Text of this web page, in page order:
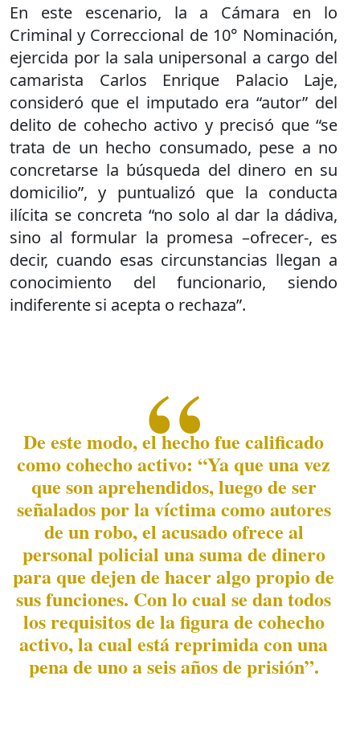
En este escenario, la a Cámara en lo
Criminal y Correccional de 10° Nominación,
ejercida por la sala unipersonal a cargo del
camarista Carlos Enrique Palacio Laje,
consideró que el imputado era “autor” del
delito de cohecho activo y precisó que “se
trata de un hecho consumado, pese a no
concretarse la búsqueda del dinero en su
domicilio”, y puntualizó que la conducta
ilícita se concreta “no solo al dar la dádiva,
sino al formular la promesa –ofrecer-, es
decir, cuando esas circunstancias llegan a
conocimiento del funcionario, siendo
indiferente si acepta o rechaza”.
De este modo, el hecho fue calificado
como cohecho activo: “Ya que una vez
que son aprehendidos, luego de ser
señalados por la víctima como autores
de un robo, el acusado ofrece al
personal policial una suma de dinero
para que dejen de hacer algo propio de
sus funciones. Con lo cual se dan todos
los requisitos de la figura de cohecho
activo, la cual está reprimida con una
pena de uno a seis años de prisión”.